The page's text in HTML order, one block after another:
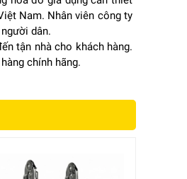
Nam. Nhân viên công ty
dân.
tận nhà cho khách hàng.
chính hãng.